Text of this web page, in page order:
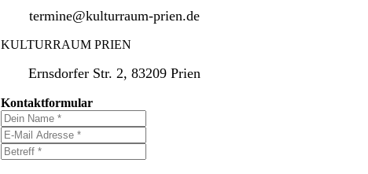
termine@kulturraum-prien.de
KULTURRAUM PRIEN
Ernsdorfer Str. 2, 83209 Prien
Kontaktformular